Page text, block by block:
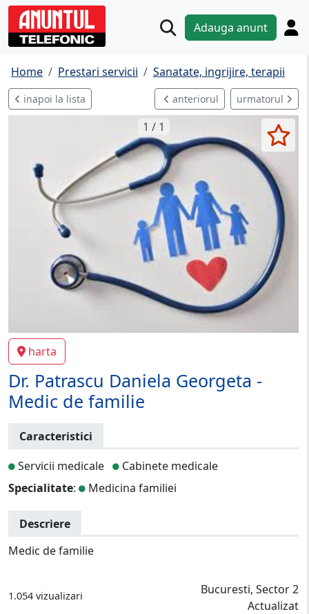
Adauga anunt
Home Prestari servicii Sanatate, ingrijire, terapii
inapoi la lista anteriorul urmatorul
1 / 1
harta
Dr. Patrascu Daniela Georgeta -
Medic de familie
Caracteristici
Servicii medicale
Cabinete medicale
Specialitate: Medicina familiei
Descriere
Medic de familie
1.054 vizualizari
Bucuresti, Sector 2
Actualizat